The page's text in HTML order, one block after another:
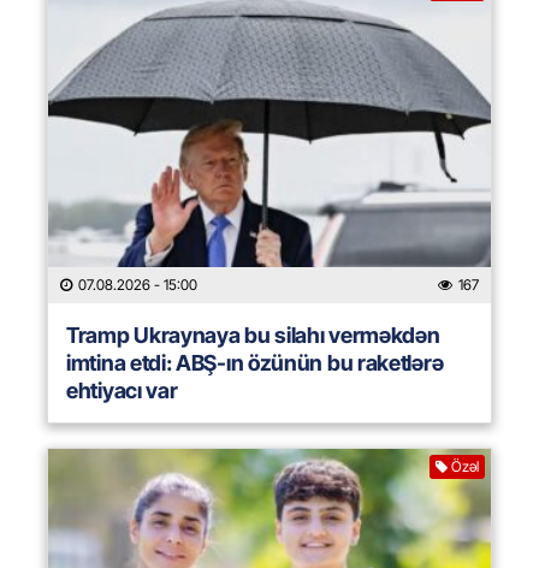
07.08.2026 - 15:00 167
Tramp Ukraynaya bu silahı verməkdən
imtina etdi: ABŞ-ın özünün bu raketlərə
ehtiyacı var
Özəl